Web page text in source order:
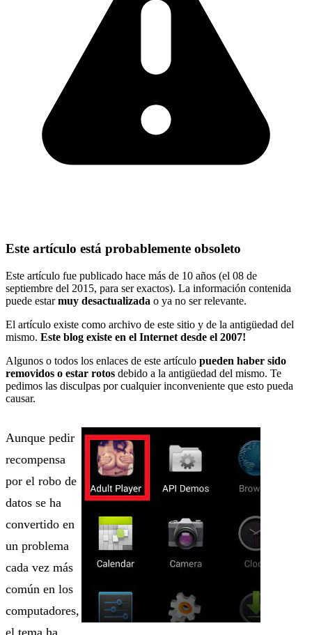
Este artículo está probablemente obsoleto
Este artículo fue publicado hace más de 10 años (el 08 de
septiembre del 2015, para ser exactos). La información contenida
puede estarmuy desactualizada o ya no ser relevante.
El artículo existe como archivo de este sitio y de la antigüedad del
mismo. Este blog existe en el Internet desde el 2007!
Algunos o todos los enlaces de este artículo pueden haber sido
removidos o estar rotos debido a la antigüedad del mismo. Te
pedimos las disculpas por cualquier inconveniente que esto pueda
causar.
Aunque pedir
recompensa
por el robo de
datos se ha
convertido en
un problema
cada vez más
común en los
computadores,
el tema ha